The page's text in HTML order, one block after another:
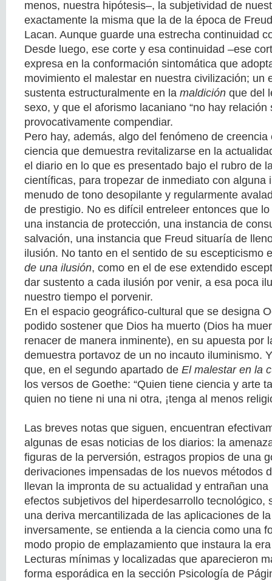
menos, nuestra hipótesis–, la subjetividad de
exactamente la misma que la de la época de
Lacan. Aunque guarde una estrecha continuidad
Desde luego, ese corte y esa continuidad –ese
expresa en la conformación sintomática que
movimiento el malestar en nuestra civilización; un
sustenta estructuralmente en la maldición que del
sexo, y que el aforismo lacaniano “no hay relación
provocativamente compendiar.
Pero hay, además, algo del fenómeno de
ciencia que demuestra revitalizarse en la
el diario en lo que es presentado bajo el rubro de
científicas, para tropezar de inmediato con alguna
menudo de tono desopilante y regularmente
de prestigio. No es difícil entreleer entonces que
una instancia de protección, una instancia de
salvación, una instancia que Freud situaría de
ilusión. No tanto en el sentido de su escepticismo
de una ilusión, como en el de ese extendido
dar sustento a cada ilusión por venir, a esa poca
nuestro tiempo el porvenir.
En el espacio geográfico-cultural que se designa
podido sostener que Dios ha muerto (Dios ha
renacer de manera inminente), en su apuesta por
demuestra portavoz de un no incauto iluminismo.
que, en el segundo apartado de El malestar en la
los versos de Goethe: “Quien tiene ciencia y arte
quien no tiene ni una ni otra, ¡tenga al menos
Las breves notas que siguen, encuentran
algunas de esas noticias de los diarios: la
figuras de la perversión, estragos propios de una
derivaciones impensadas de los nuevos métodos
llevan la impronta de su actualidad y entrañan
efectos subjetivos del hiperdesarrollo tecnológico,
una deriva mercantilizada de las aplicaciones de
inversamente, se entienda a la ciencia como una
modo propio de emplazamiento que instaura la
Lecturas mínimas y localizadas que aparecieron
forma esporádica en la sección Psicología de